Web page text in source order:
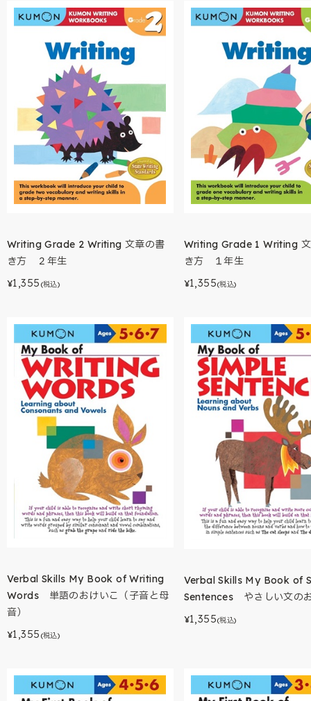
Writing Grade 2 Writing 文章の書
き方 ２年生
¥1,355 (税込)
Writing Grade 1 Writing
き方 １年生
¥1,355(税込)
Verbal Skills My Book of Writing
Words 単語のおけいこ（子音と母
音）
¥1,355 (税込)
Verbal Skills My Book of
Sentences やさしい文の
¥1,355(税込)